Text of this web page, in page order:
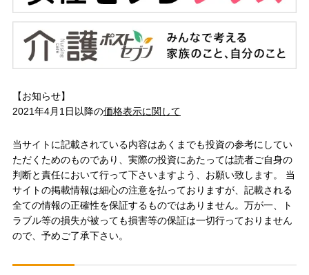
【お知らせ】
2021年4月1日以降の価格表示に関して
当サイトに記載されている内容はあくまでも投資の参考にしてい
ただくためのものであり、実際の投資にあたっては読者ご自身の
判断と責任において行って下さいますよう、お願い致します。 当
サイトの掲載情報は細心の注意を払っておりますが、記載される
全ての情報の正確性を保証するものではありません。万が一、ト
ラブル等の損失が被っても損害等の保証は一切行っておりません
ので、予めご了承下さい。